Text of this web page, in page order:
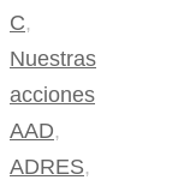
C,
Nuestras
acciones
AAD,
ADRES,